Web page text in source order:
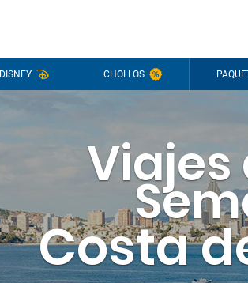
DISNEY CHOLLOS
Viajes
Costa